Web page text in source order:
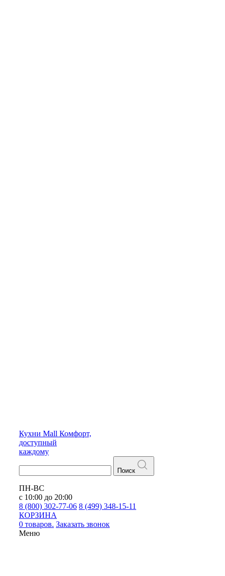
Кухни Mall Комфорт,
доступный
каждому
Поиск
ПН-ВС
с 10:00 до 20:00
8 (800) 302-77-06 8 (499) 348-15-11
КОРЗИНА
0 товаров. Заказать звонок
Меню